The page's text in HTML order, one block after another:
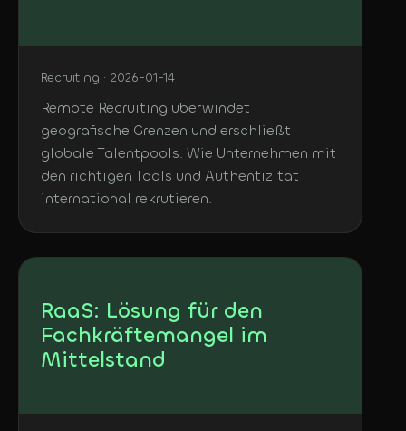
Recruiting · 2026-01-14
Remote Recruiting überwindet
geografische Grenzen und erschließt
globale Talentpools. Wie Unternehmen mit
den richtigen Tools und Authentizität
international rekrutieren.
RaaS: Lösung für den
Fachkräftemangel im
Mittelstand